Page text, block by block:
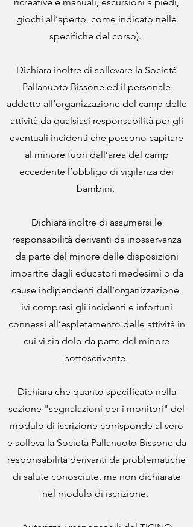
giochi all’aperto, come indicato nelle
specifiche del corso).
Dichiara inoltre di sollevare la Società
Pallanuoto Bissone ed il personale
addetto all’organizzazione del camp delle
attività da qualsiasi responsabilità per gli
eventuali incidenti che possono capitare
al minore fuori dall’area del camp
eccedente l’obbligo di vigilanza dei
bambini.
Dichiara inoltre di assumersi le
responsabilità derivanti da inosservanza
da parte del minore delle disposizioni
impartite dagli educatori medesimi o da
cause indipendenti dall’organizzazione,
ivi compresi gli incidenti e infortuni
connessi all’espletamento delle attività in
cui vi sia dolo da parte del minore
sottoscrivente.
Dichiara che quanto specificato nella
sezione "segnalazioni per i monitori" del
modulo di iscrizione corrisponde al vero
e solleva la Società Pallanuoto Bissone da
responsabilità derivanti da problematiche
di salute conosciute, ma non dichiarate
nel modulo di iscrizione.